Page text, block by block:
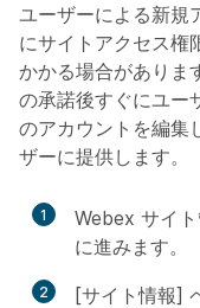
ユーザーによる新規
にサイトアクセス権
かかる場合がありま
の承諾後すぐにユー
のアカウントを編集
ザーに提供します。
1 Webex サイト
に進みます。
2
[サイト情報]